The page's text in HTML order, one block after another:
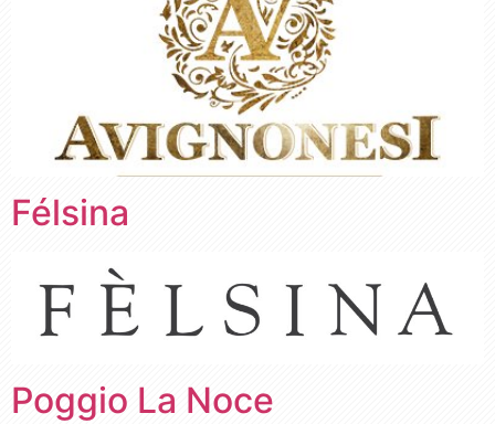
Félsina
Poggio La Noce